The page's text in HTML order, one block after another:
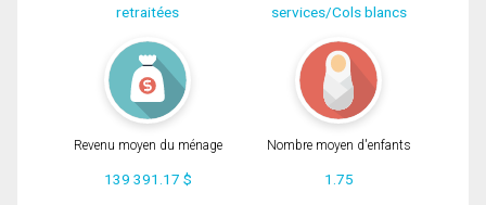
retraitées
services/Cols blancs
Revenu moyen du ménage
139 391.17 $
Nombre moyen d'enfants
1.75